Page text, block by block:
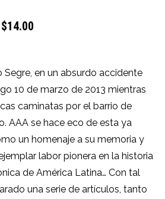
14.00
$10.00
through
en un absurdo accidente
10 de marzo de 2013 mientras
caminatas por el barrio de
AAA se hace eco de esta ya
un homenaje a su memoria y
labor pionera en la historia
de América Latina… Con tal
una serie de artículos, tanto